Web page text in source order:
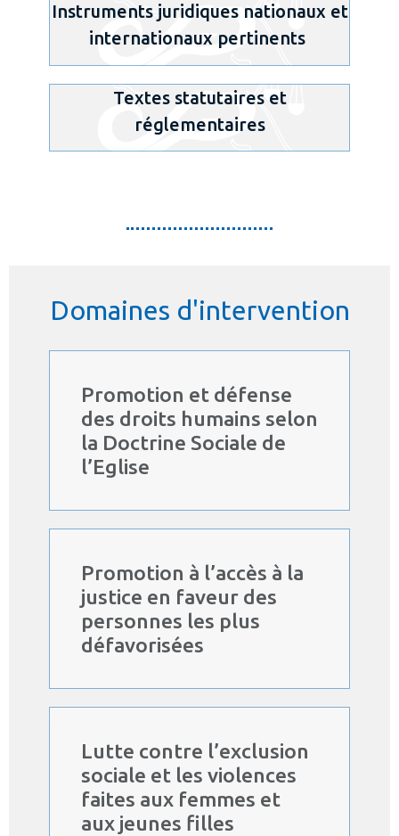
Instruments juridiques nationaux et
internationaux pertinents
Textes statutaires et
réglementaires
Domaines d'intervention
Promotion et défense
des droits humains selon
la Doctrine Sociale de
l’Eglise
Promotion à l’accès à la
justice en faveur des
personnes les plus
défavorisées
Lutte contre l’exclusion
sociale et les violences
faites aux femmes et
aux jeunes filles